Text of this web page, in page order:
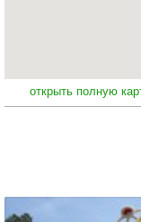
открыть полную